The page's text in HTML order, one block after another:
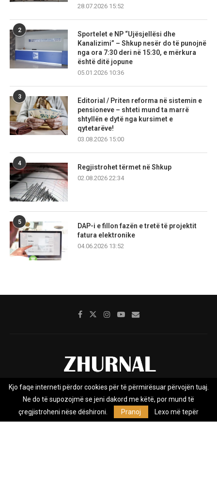
28.07.2026 15:52
2
Sportelet e NP “Ujësjellësi dhe
Kanalizimi” – Shkup nesër do të punojnë
nga ora 7:30 deri në 15:30, e mërkura
është ditë jopune
05.01.2026 10:36
3
Editorial / Priten reforma në sistemin e
pensioneve – shteti mund ta marrë
shtyllën e dytë nga kursimet e
qytetarëve!
03.08.2026 15:00
4
Regjistrohet tërmet në Shkup
02.08.2026 22:34
5
DAP-i e fillon fazën e tretë të projektit
fatura elektronike
04.06.2026 13:52
Rreth nesh Impresumi Marketing
Privacy Policy
Zhurnal.mk është Agjenci e Lajmeve e pavarur, e themeluar në vitin
Kjo faqe interneti përdor cookies për të përmirësuar përvojën tuaj.
Ne do të supozojmë se jeni dakord me këtë, por mund të
çregjistroheni nëse dëshironi.
Pranoj Lexo më tepër